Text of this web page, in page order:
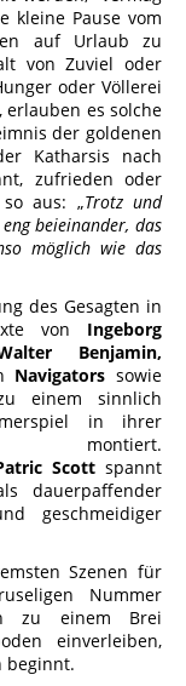
kleine Pause vom
auf Urlaub zu
von Zuviel oder
oder Völlerei
es solche
der goldenen
Katharsis nach
zufrieden oder
aus: „Trotz und
beieinander, das
möglich wie das
des Gesagten in
von Ingeborg
Benjamin,
Navigators sowie
einem sinnlich
in ihrer
montiert.
Scott spannt
dauerpaffender
geschmeidiger
Szenen für
Nummer
zu einem Brei
einverleiben,
beginnt.